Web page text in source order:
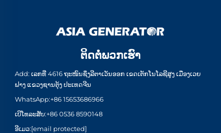
ຕິດຕໍ່ພວກເຮົາ
Add: ເລກທີ່ 4616 ຖະໜົນຊຶງລີຕາເວັນອອກ ເຂດເຕັກໂນໂລຊີສູງ ເມືອງເວຍ
ຟາງ ແຂວງຊານຕຸ້ງ ປະເທດຈີນ
WhatsApp:+86 15653686966
ເບີໂທລະສັບ:+86 0536 8590148
ອີເມວ:[email protected]